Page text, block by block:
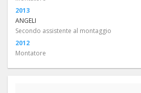
2013
ANGELI
Secondo assistente al montaggio
2012
Montatore